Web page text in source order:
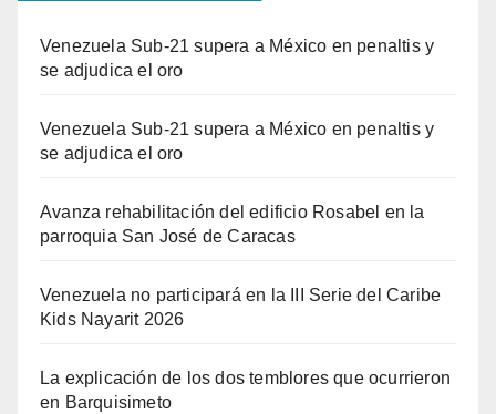
Venezuela Sub-21 supera a México en penaltis y
se adjudica el oro
Venezuela Sub-21 supera a México en penaltis y
se adjudica el oro
Avanza rehabilitación del edificio Rosabel en la
parroquia San José de Caracas
Venezuela no participará en la III Serie del Caribe
Kids Nayarit 2026
La explicación de los dos temblores que ocurrieron
en Barquisimeto